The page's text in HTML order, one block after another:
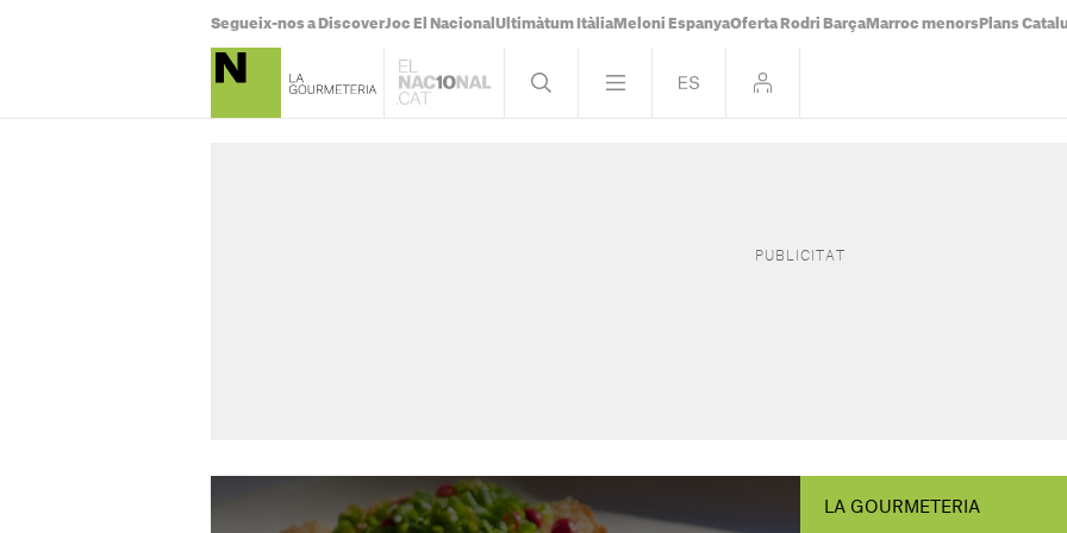
Segueix-nos a DiscoverJoc El Nacional Ultimàtum Itàlia Meloni EspanyaOferta Rodri Barça Marroc menors Plans
LA GOURMETERIA